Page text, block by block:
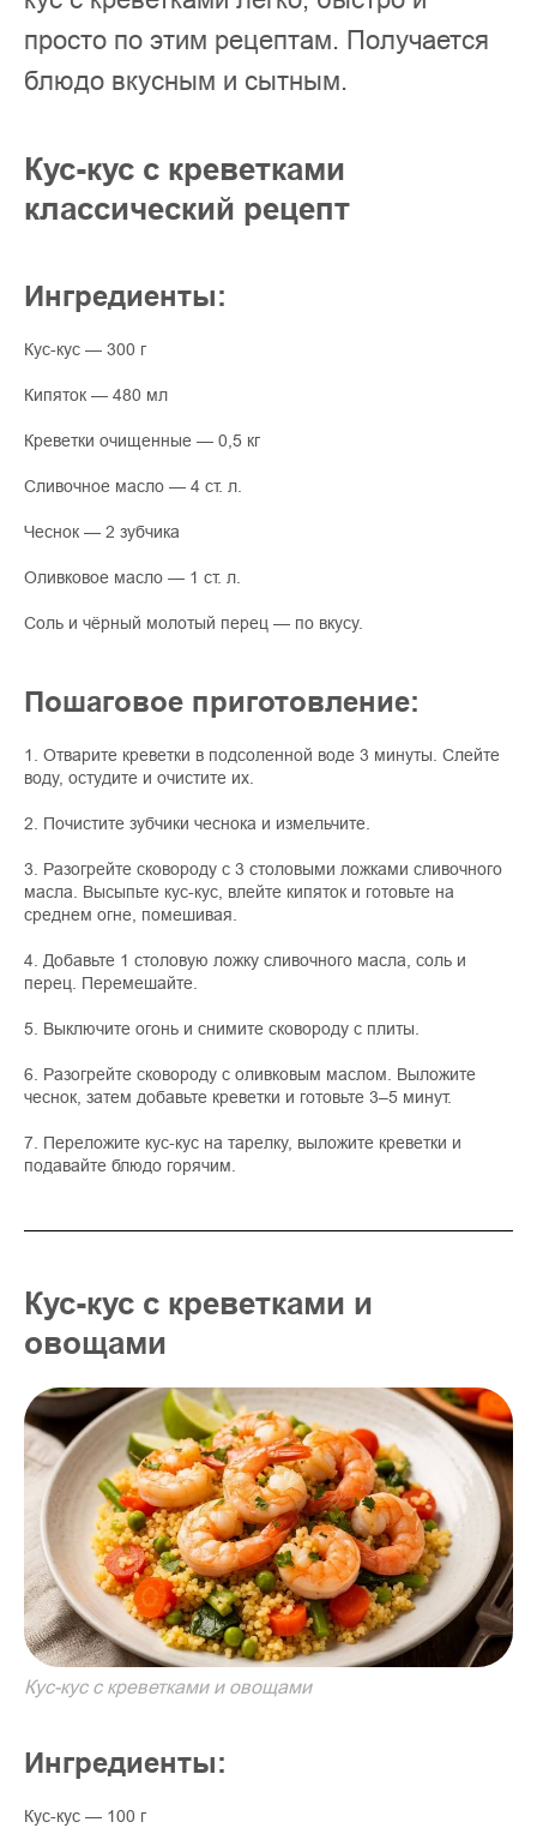
просто по этим рецептам. Получается
блюдо вкусным и сытным.
Кус-кус с креветками
классический рецепт
Ингредиенты:
Кус-кус — 300 г
Кипяток — 480 мл
Креветки очищенные — 0,5 кг
Сливочное масло — 4 ст. л.
Чеснок — 2 зубчика
Оливковое масло — 1 ст. л.
Соль и чёрный молотый перец — по вкусу.
Пошаговое приготовление:
1. Отварите креветки в подсоленной воде 3 минуты. Слейте
воду, остудите и очистите их.
2. Почистите зубчики чеснока и измельчите.
3. Разогрейте сковороду с 3 столовыми ложками сливочного
масла. Высыпьте кус-кус, влейте кипяток и готовьте на
среднем огне, помешивая.
4. Добавьте 1 столовую ложку сливочного масла, соль и
перец. Перемешайте.
5. Выключите огонь и снимите сковороду с плиты.
6. Разогрейте сковороду с оливковым маслом. Выложите
чеснок, затем добавьте креветки и готовьте 3–5 минут.
7. Переложите кус-кус на тарелку, выложите креветки и
подавайте блюдо горячим.
Кус-кус с креветками и
овощами
Кус-кус с креветками и овощами
Ингредиенты:
Кус-кус — 100 г